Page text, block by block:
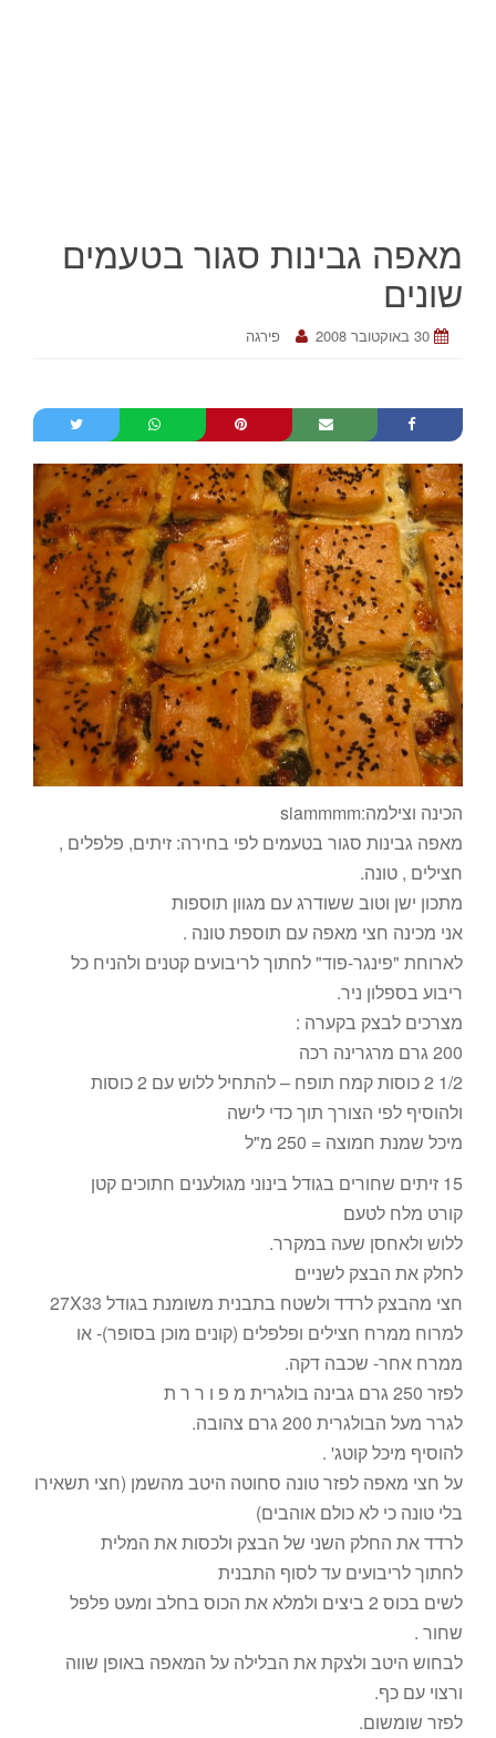
מאפה גבינות סגור בטעמים
שונים
30 באוקטובר 2008 פירגה
הכינה וצילמה:siammmm
מאפה גבינות סגור בטעמים לפי בחירה: זיתים, פלפלים ,
חצילים , טונה.
מתכון ישן וטוב ששודרג עם מגוון תוספות
אני מכינה חצי מאפה עם תוספת טונה .
לארוחת "פינגר-פוד" לחתוך לריבועים קטנים ולהניח כל
ריבוע בספלון ניר.
מצרכים לבצק בקערה :
200 גרם מרגרינה רכה
1/2 2 כוסות קמח תופח – להתחיל ללוש עם 2 כוסות
ולהוסיף לפי הצורך תוך כדי לישה
מיכל שמנת חמוצה = 250 מ"ל
15 זיתים שחורים בגודל בינוני מגולענים חתוכים קטן
קורט מלח לטעם
ללוש ולאחסן שעה במקרר.
לחלק את הבצק לשניים
חצי מהבצק לרדד ולשטח בתבנית משומנת בגודל 27X33
למרוח ממרח חצילים ופלפלים (קונים מוכן בסופר)- או
ממרח אחר- שכבה דקה.
לפזר 250 גרם גבינה בולגרית מ פ ו ר ר ת
לגרר מעל הבולגרית 200 גרם צהובה.
להוסיף מיכל קוטג' .
על חצי מאפה לפזר טונה סחוטה היטב מהשמן (חצי תשאירו
בלי טונה כי לא כולם אוהבים)
לרדד את החלק השני של הבצק ולכסות את המלית
לחתוך לריבועים עד לסוף התבנית
לשים בכוס 2 ביצים ולמלא את הכוס בחלב ומעט פלפל
שחור .
לבחוש היטב ולצקת את הבלילה על המאפה באופן שווה
ורצוי עם כף.
לפזר שומשום.